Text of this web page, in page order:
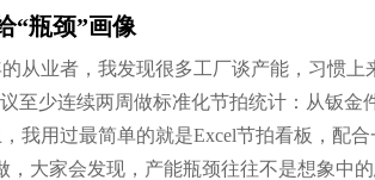
“瓶颈”画像
从业者，我发现很多工厂谈产能，习惯
至少连续两周做标准化节拍统计：从钣
我用过最简单的就是Excel节拍看板，配
，大家会发现，产能瓶颈往往不是想象中